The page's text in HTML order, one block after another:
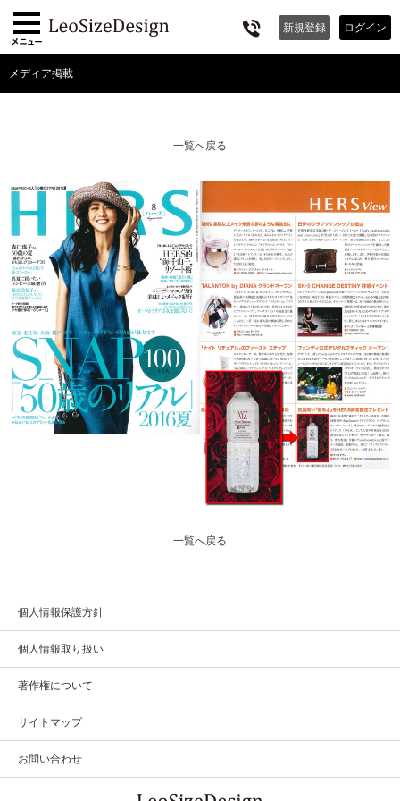
ログイン
新規登録
メディア掲載
一覧へ戻る
一覧へ戻る
個人情報保護方針
個人情報取り扱い
著作権について
サイトマップ
お問い合わせ